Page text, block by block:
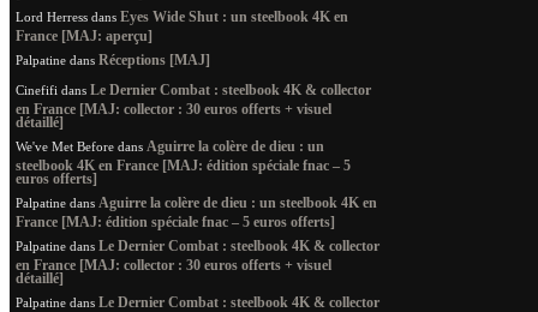
Lord Herress dans Eyes Wide Shut : un steelbook 4K en
France [MAJ: aperçu]
Palpatine dans Réceptions [MAJ]
Cinefifi dans Le Dernier Combat : steelbook 4K & collector
en France [MAJ: collector : 30 euros offerts + visuel
détaillé]
We've Met Before dans Aguirre la colère de dieu : un
steelbook 4K en France [MAJ: édition spéciale fnac – 5
euros offerts]
Palpatine dans Aguirre la colère de dieu : un steelbook 4K en
France [MAJ: édition spéciale fnac – 5 euros offerts]
Palpatine dans Le Dernier Combat : steelbook 4K & collector
en France [MAJ: collector : 30 euros offerts + visuel
détaillé]
Palpatine dans Le Dernier Combat : steelbook 4K & collector